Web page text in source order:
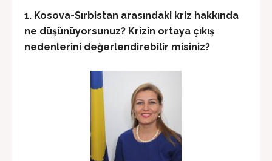
1. Kosova-Sırbistan arasındaki kriz hakkında
ne düşünüyorsunuz? Krizin ortaya çıkış
nedenlerini değerlendirebilir misiniz?